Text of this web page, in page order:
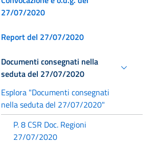
27/07/2020
Report del 27/07/2020
Documenti consegnati nella
seduta del 27/07/2020
Esplora "Documenti consegnati
nella seduta del 27/07/2020"
P. 8 CSR Doc. Regioni
27/07/2020